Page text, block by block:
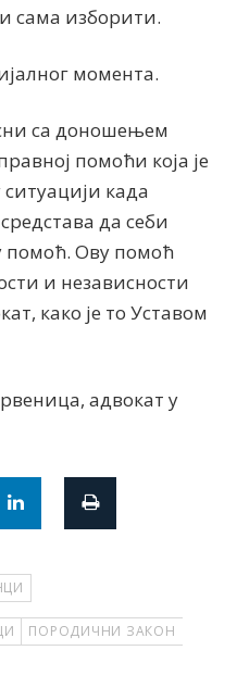
сама изборити.
момента.
са доношењем
помоћи која је
када
да себи
помоћ. Ову помоћ
и независности
како је то Уставом
адвокат у
ПОРОДИЧНИ ЗАКОН